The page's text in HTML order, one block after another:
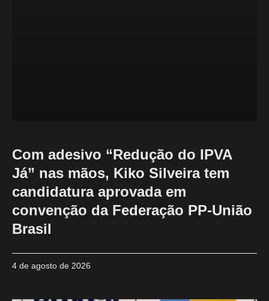
Com adesivo “Redução do IPVA
Já” nas mãos, Kiko Silveira tem
candidatura aprovada em
convenção da Federação PP-União
Brasil
4 de agosto de 2026